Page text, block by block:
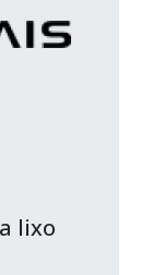
lixo